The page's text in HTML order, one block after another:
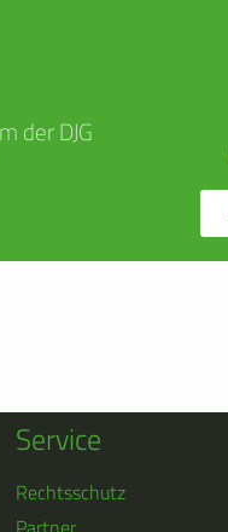
der DJG
Service
Rechtsschutz